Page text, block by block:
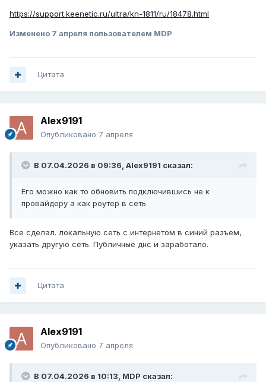
https://support.keenetic.ru/ultra/kn-1811/ru/18478.html
Изменено 7 апреля пользователем MDP
Цитата
Alex9191
Опубликовано 7 апреля
В 07.04.2026 в 09:36, Alex9191 сказал:
Его можно как то обновить подключившись не к
провайдеру а как роутер в сеть
Все сделал. локальную сеть с интернетом в синий разъем,
указать другую сеть. Публичные днс и заработало.
Цитата
Alex9191
Опубликовано 7 апреля
В 07.04.2026 в 10:13, MDP сказал: